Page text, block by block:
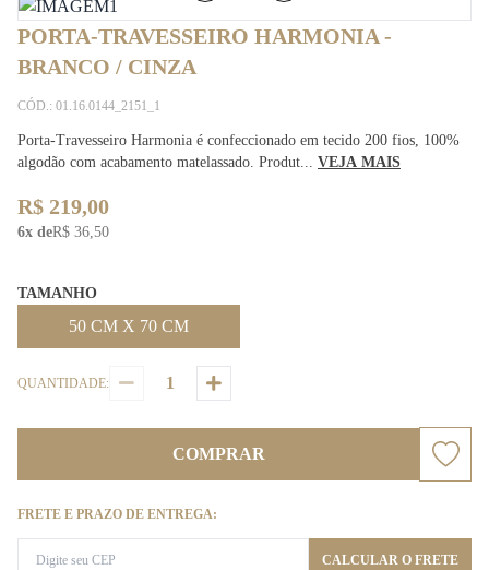
PORTA-TRAVESSEIRO HARMONIA -
BRANCO / CINZA
CÓD.: 01.16.0144_2151_1
Porta-Travesseiro Harmonia é confeccionado em tecido 200 fios, 100%
algodão com acabamento matelassado. Produt... VEJA MAIS
R$ 219,00
6x deR$ 36,50
TAMANHO
50 CM X 70 CM
QUANTIDADE:
COMPRAR
FRETE E PRAZO DE ENTREGA:
CALCULAR O FRETE